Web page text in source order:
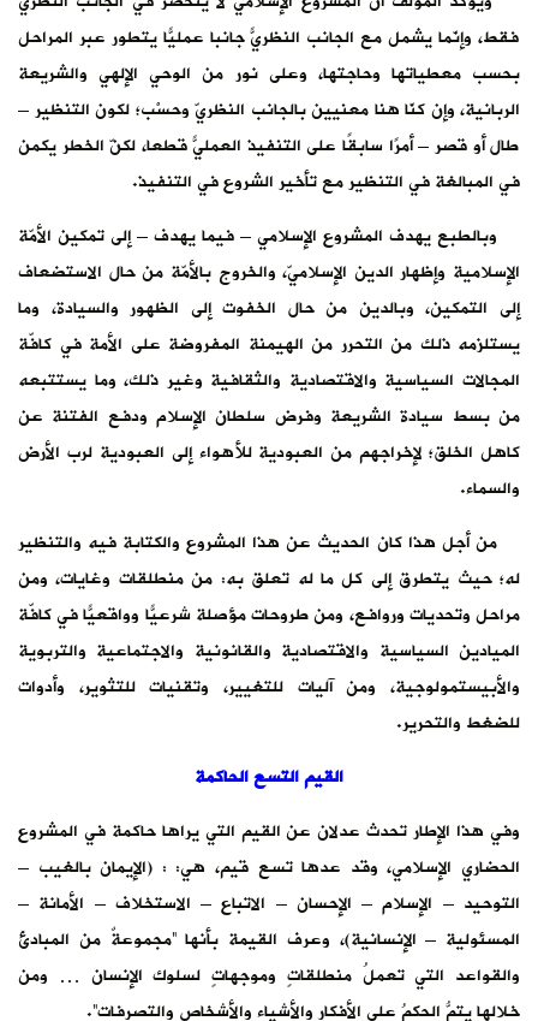
فقط، وإنّما يشمل مع الجانب النظريّ جانبًا عمليًّا يتطور عبر المراحل
بحسب معطياتها وحاجتها، وعلى نور من الوحي الإلهي والشريعة
الربانية، وإن كنّا هنا معنيين بالجانب النظريّ وحسْب؛ لكون التنظير –
طال أو قصر – أمرًا سابقًا على التنفيذ العمليّ قطعًا، لكنّ الخطر يكمن
في المبالغة في التنظير مع تأخير الشروع في التنفيذ.
وبالطبع يهدف المشروع الإسلامي – فيما يهدف – إلى تمكين الأمّة
الإسلامية وإظهار الدين الإسلاميّ، والخروج بالأمّة من حال الاستضعاف
إلى التمكين، وبالدين من حال الخفوت إلى الظهور والسيادة، وما
يستلزمه ذلك من التحرر من الهيمنة المفروضة على الأمة في كافّة
المجالات السياسية والاقتصادية والثقافية وغير ذلك، وما يستتبعه
من بسط سيادة الشريعة وفرض سلطان الإسلام ودفع الفتنة عن
كاهل الخلق؛ لإخراجهم من العبودية للأهواء إلى العبودية لرب الأرض
والسماء.
من أجل هذا كان الحديث عن هذا المشروع والكتابة فيه والتنظير
له؛ حيث يتطرق إلى كل ما له تعلق به: من منطلقات وغايات، ومن
مراحل وتحديات وروافع، ومن طروحات مؤصلة شرعيًّا وواقعيًّا في كافّة
الميادين السياسية والاقتصادية والقانونية والاجتماعية والتربوية
والأبيستمولوجية، ومن آليات للتغيير، وتقنيات للتثوير، وأدوات
للضغط والتحرير.
القيم التسع الحاكمة
وفي هذا الإطار تحدث عدلان عن القيم التي يراها حاكمة في المشروع
الحضاري الإسلامي، وقد عدها تسع قيم، هي: : (الإيمان بالغيب –
التوحيد – الإسلام – الإحسان – الاتباع – الاستخلاف – الأمانة –
المسئولية – الإنسانية)، وعرف القيمة بأنها “مجموعةٌ من المبادئ
والقواعد التي تعملُ منطلقاتٍ وموجهاتٍ لسلوك الإنسان … ومن
خلالها يتمُّ الحكمُ على الأفكارِ والأشياء والأشخاص والتصرفات”.